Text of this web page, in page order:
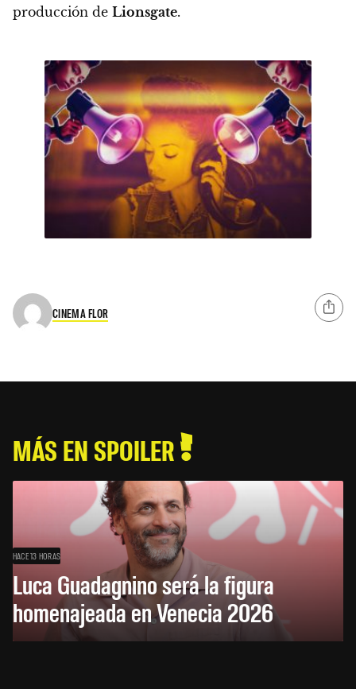
producción de Lionsgate.
CINEMA FLOR
MÁS EN SPOILER
HACE 13 HORAS
Luca Guadagnino será la figura
homenajeada en Venecia 2026